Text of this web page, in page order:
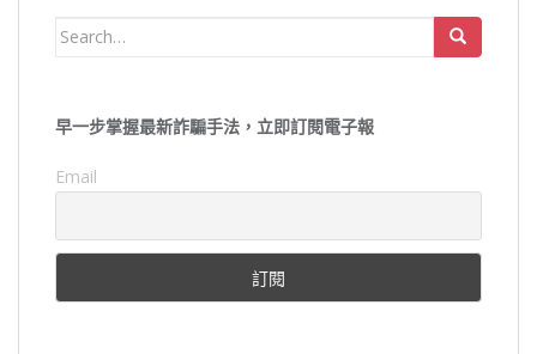
Search
早一步掌握最新詐騙手法，立即訂閱電子報
Email